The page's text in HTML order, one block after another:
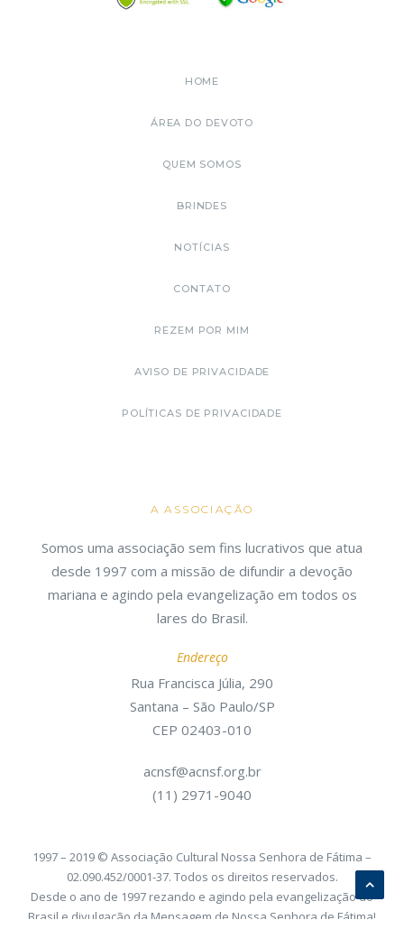
HOME
ÁREA DO DEVOTO
QUEM SOMOS
BRINDES
NOTÍCIAS
CONTATO
REZEM POR MIM
AVISO DE PRIVACIDADE
POLÍTICAS DE PRIVACIDADE
A ASSOCIAÇÃO
Somos uma associação sem fins lucrativos que atua
desde 1997 com a missão de difundir a devoção
mariana e agindo pela evangelização em todos os
lares do Brasil.
Endereço
Rua Francisca Júlia, 290
Santana – São Paulo/SP
CEP 02403-010
acnsf@acnsf.org.br
(11) 2971-9040
1997 – 2019 © Associação Cultural Nossa Senhora de Fátima –
02.090.452/0001-37. Todos os direitos reservados.
Desde o ano de 1997 rezando e agindo pela evangelização do
Brasil e divulgação da Mensagem de Nossa Senhora de Fátima!